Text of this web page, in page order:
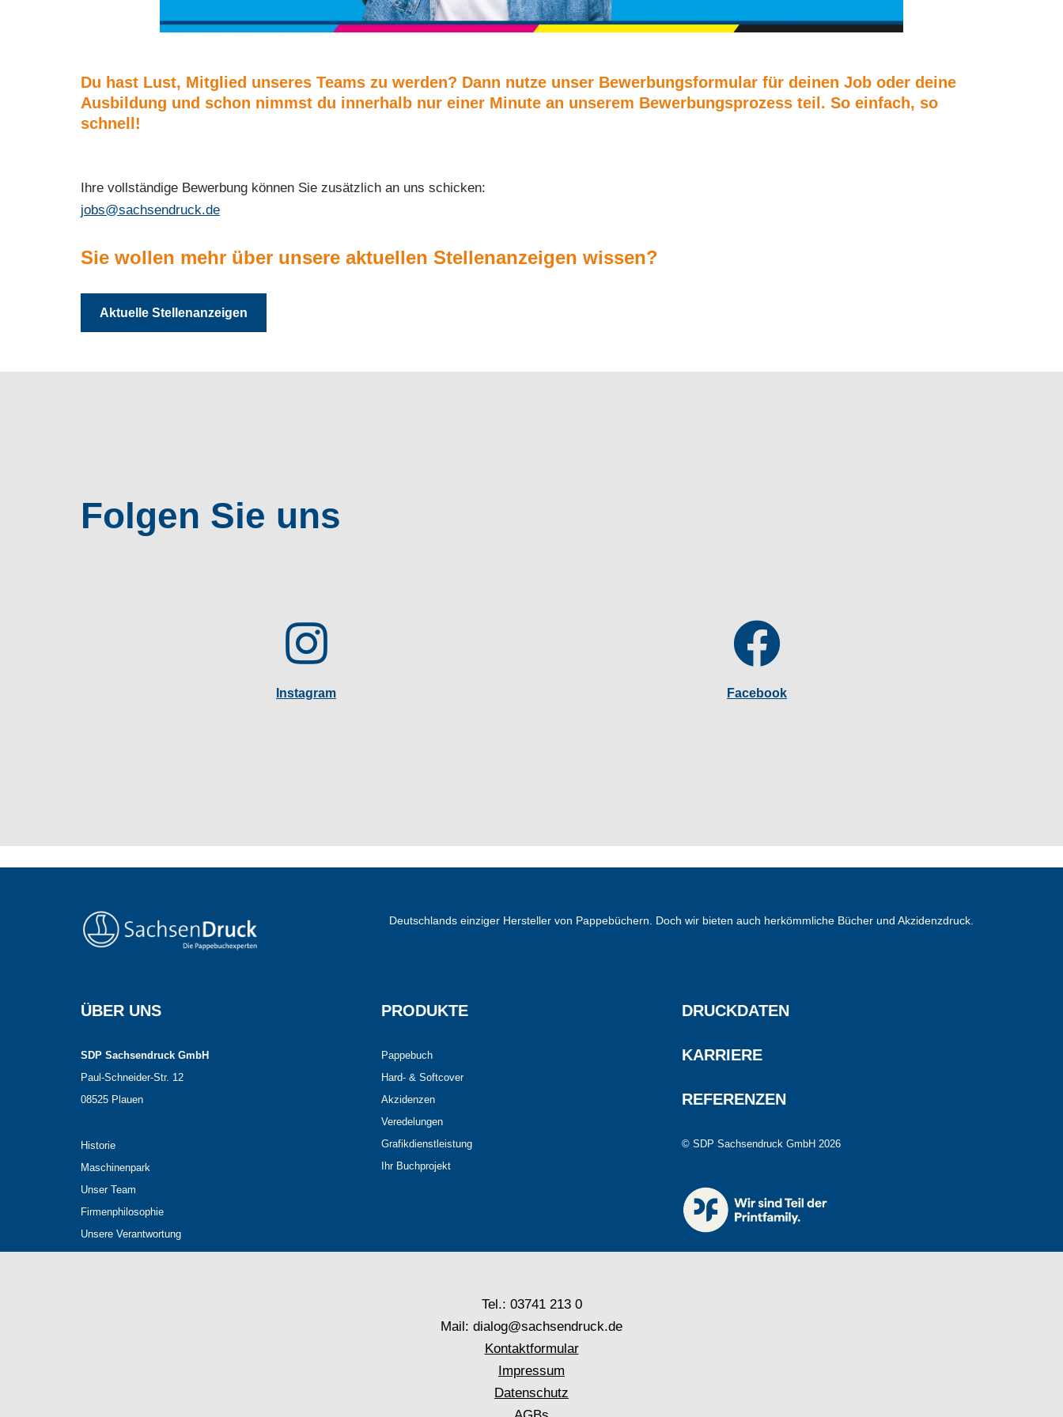
Du hast Lust, Mitglied unseres Teams zu werden? Dann nutze unser Bewerbungsformular für deinen Job oder deine
Ausbildung und schon nimmst du innerhalb nur einer Minute an unserem Bewerbungsprozess teil. So einfach, so
schnell!
Ihre vollständige Bewerbung können Sie zusätzlich an uns schicken:
jobs@sachsendruck.de
Sie wollen mehr über unsere aktuellen Stellenanzeigen wissen?
Aktuelle Stellenanzeigen
Folgen Sie uns
Instagram Facebook
Deutschlands einziger Hersteller von Pappebüchern. Doch wir bieten auch herkömmliche Bücher und Akzidenzdruck.
ÜBER UNS
SDP Sachsendruck GmbH
Paul-Schneider-Str. 12
08525 Plauen
Historie
Maschinenpark
Unser Team
Firmenphilosophie
Unsere Verantwortung
PRODUKTE
Pappebuch
Hard- & Softcover
Akzidenzen
Veredelungen
Grafikdienstleistung
Ihr Buchprojekt
DRUCKDATEN
KARRIERE
REFERENZEN
© SDP Sachsendruck GmbH 2026
Tel.: 03741 213 0
Mail: dialog@sachsendruck.de
Kontaktformular
Impressum
Datenschutz